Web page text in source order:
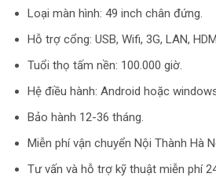
Loại màn hình: 49 inch chân đứng.
Hỗ trợ cổng: USB, Wifi, 3G, LAN,
Tuổi thọ tấm nền: 100.000 giờ.
Hệ điều hành: Android hoặc
Bảo hành 12-36 tháng.
Miễn phí vận chuyển Nội Thành Hà
Tư vấn và hỗ trợ kỹ thuật miễn phí